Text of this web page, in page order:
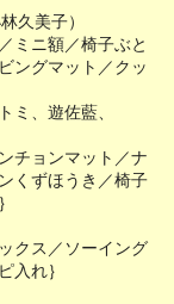
久美子）
ミニ額／椅子ぶと
ングマット／クッ
、遊佐藍、
チョンマット／ナ
くずほうき／椅子
クス／ソーイング
入れ｝